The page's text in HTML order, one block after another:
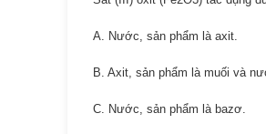
A. Nước, sản phẩm là axit.
B. Axit, sản phẩm là muối và
C. Nước, sản phẩm là bazơ.